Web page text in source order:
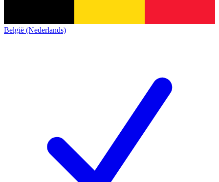
België (Nederlands)